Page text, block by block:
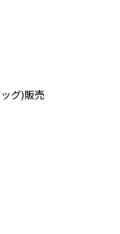
グ)販売